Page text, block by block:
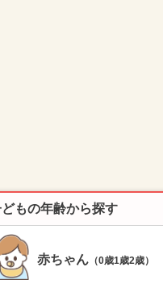
もの年齢から探す
赤ちゃん （0歳1歳2歳）